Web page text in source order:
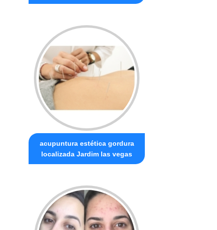
acupuntura estética gordura
localizada Jardim las vegas